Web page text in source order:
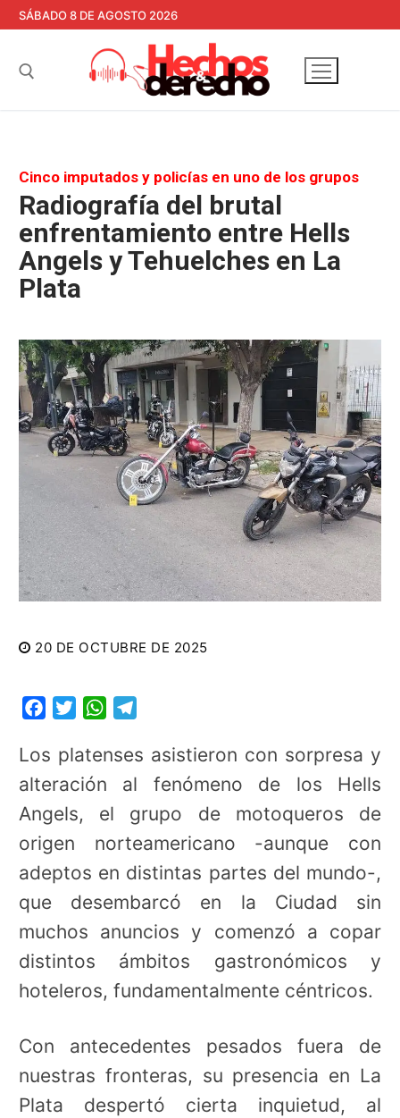
contenido
SÁBADO 8 DE AGOSTO 2026
Cinco imputados y policías en uno de los grupos
Radiografía del brutal
enfrentamiento entre Hells
Angels y Tehuelches en La
Plata
20 DE OCTUBRE DE 2025
FacebookTwitterWhatsApp
Los platenses asistieron con sorpresa y
alteración al fenómeno de los Hells
Angels, el grupo de motoqueros de
origen norteamericano -aunque con
adeptos en distintas partes del mundo-,
que desembarcó en la Ciudad sin
muchos anuncios y comenzó a copar
distintos ámbitos gastronómicos y
hoteleros, fundamentalmente céntricos.
Con antecedentes pesados fuera de
nuestras fronteras, su presencia en La
Plata despertó cierta inquietud, al